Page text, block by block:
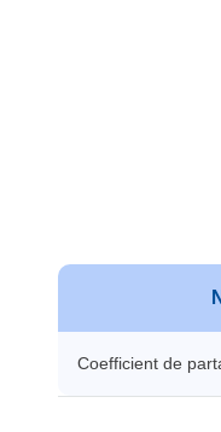
Coefficient de